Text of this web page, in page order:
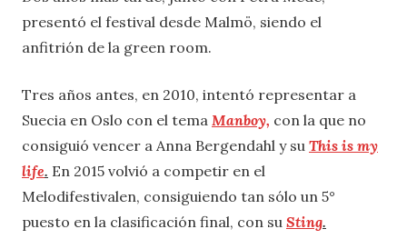
presentó el festival desde Malmö, siendo el
anfitrión de la green room.
Tres años antes, en 2010, intentó representar a
Suecia en Oslo con el tema Manboy, con la que no
consiguió vencer a Anna Bergendahl y su This is my
life. En 2015 volvió a competir en el
Melodifestivalen, consiguiendo tan sólo un 5°
puesto en la clasificación final, con su Sting.